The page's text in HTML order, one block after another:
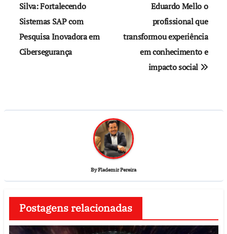
Silva: Fortalecendo
Sistemas SAP com
Pesquisa Inovadora em
Cibersegurança
Eduardo Mello o
profissional que
transformou experiência
em conhecimento e
impacto social
ByFlademir Pereira
Postagens relacionadas